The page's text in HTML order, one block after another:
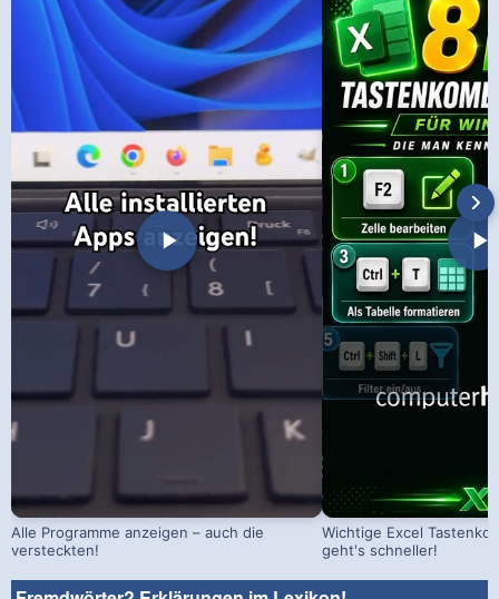
Alle Programme anzeigen – auch die
versteckten!
Wichtige Excel
geht's schneller!